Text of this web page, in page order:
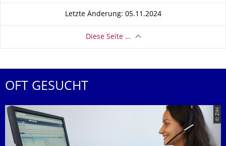
Letzte Änderung: 05.11.2024
Diese Seite …
OFT GESUCHT
© ZIH